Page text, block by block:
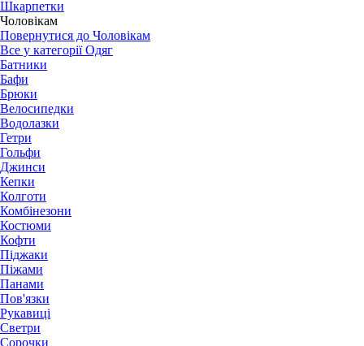
Шкарпетки
Чоловікам
Повернутися до Чоловікам
Все у категорії Одяг
Батники
Бафи
Брюки
Велосипедки
Водолазки
Гетри
Гольфи
Джинси
Кепки
Колготи
Комбінезони
Костюми
Кофти
Піджаки
Піжами
Панами
Пов'язки
Рукавиці
Светри
Сорочки